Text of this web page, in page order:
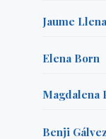
Jaume
Elena Born
Magdalena
Benji Gálvez